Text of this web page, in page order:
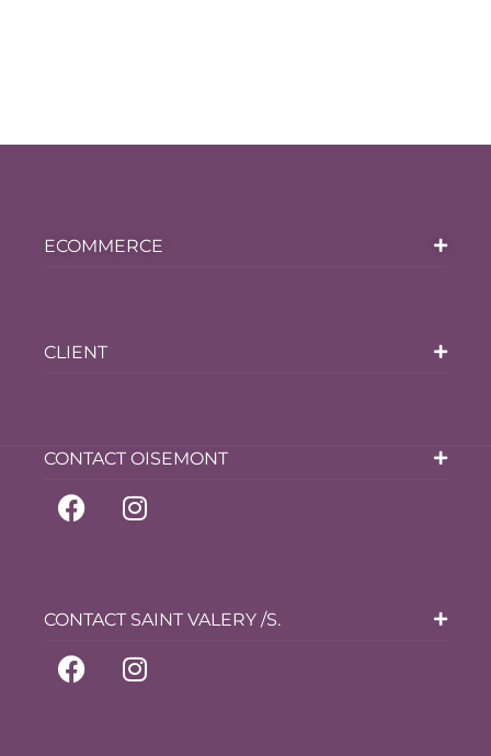
ECOMMERCE
CLIENT
CONTACT OISEMONT
CONTACT SAINT VALERY /S.